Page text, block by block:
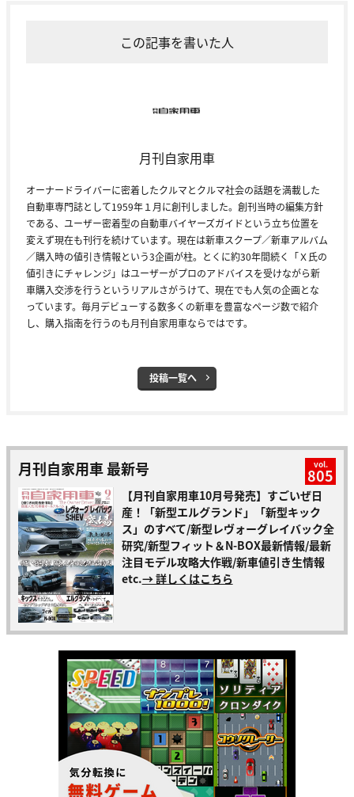
この記事を書いた人
月刊自家用車
オーナードライバーに密着したクルマとクルマ社会の話題を満載した
自動車専門誌として1959年１月に創刊しました。創刊当時の編集方針
である、ユーザー密着型の自動車バイヤーズガイドという立ち位置を
変えず現在も刊行を続けています。現在は新車スクープ／新車アルバム
／購入時の値引き情報という3企画が柱。とくに約30年間続く「Ｘ氏の
値引きにチャレンジ」はユーザーがプロのアドバイスを受けながら新
車購入交渉を行うというリアルさがうけて、現在でも人気の企画とな
っています。毎月デビューする数多くの新車を豊富なページ数で紹介
し、購入指南を行うのも月刊自家用車ならではです。
投稿一覧へ
月刊自家用車 最新号 vol.
805
【月刊自家用車10月号発売】すごいぜ日
産！「新型エルグランド」「新型キック
ス」のすべて/新型レヴォーグレイバック全
研究/新型フィット＆N-BOX最新情報/最新
注目モデル攻略大作戦/新車値引き生情報
etc.→ 詳しくはこちら